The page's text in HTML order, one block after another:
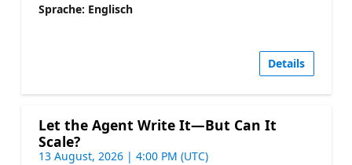
Sprache: Englisch
Details
Let the Agent Write It—But Can It
Scale?
13 August, 2026 | 4:00 PM (UTC)